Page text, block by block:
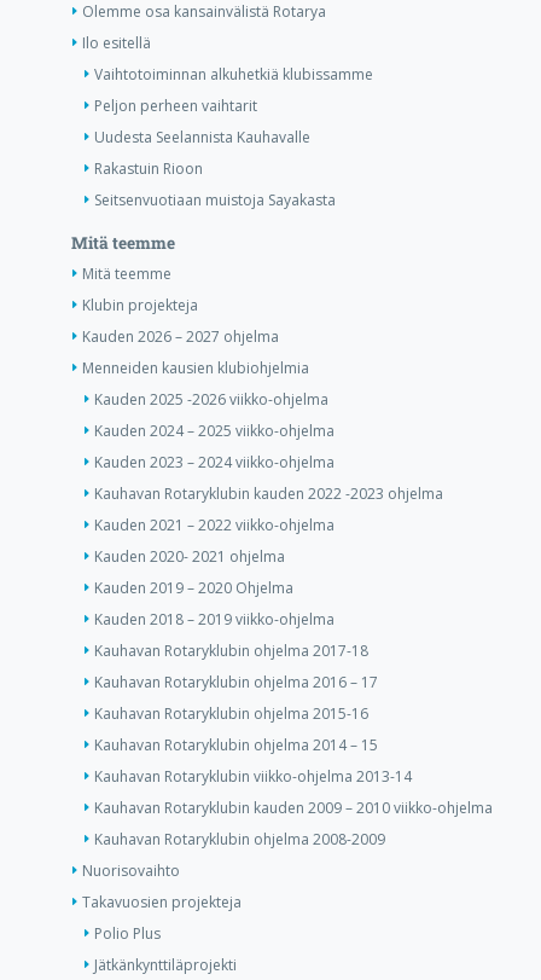
Olemme osa kansainvälistä Rotarya
Ilo esitellä
Vaihtotoiminnan alkuhetkiä klubissamme
Peljon perheen vaihtarit
Uudesta Seelannista Kauhavalle
Rakastuin Rioon
Seitsenvuotiaan muistoja Sayakasta
Mitä teemme
Mitä teemme
Klubin projekteja
Kauden 2026 – 2027 ohjelma
Menneiden kausien klubiohjelmia
Kauden 2025 -2026 viikko-ohjelma
Kauden 2024 – 2025 viikko-ohjelma
Kauden 2023 – 2024 viikko-ohjelma
Kauhavan Rotaryklubin kauden 2022 -2023 ohjelma
Kauden 2021 – 2022 viikko-ohjelma
Kauden 2020- 2021 ohjelma
Kauden 2019 – 2020 Ohjelma
Kauden 2018 – 2019 viikko-ohjelma
Kauhavan Rotaryklubin ohjelma 2017-18
Kauhavan Rotaryklubin ohjelma 2016 – 17
Kauhavan Rotaryklubin ohjelma 2015-16
Kauhavan Rotaryklubin ohjelma 2014 – 15
Kauhavan Rotaryklubin viikko-ohjelma 2013-14
Kauhavan Rotaryklubin kauden 2009 – 2010 viikko-ohjelma
Kauhavan Rotaryklubin ohjelma 2008-2009
Nuorisovaihto
Takavuosien projekteja
Polio Plus
Jätkänkynttiläprojekti